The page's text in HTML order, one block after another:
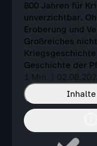
800 Jahren für
unverzichtbar.
Eroberung und
Großreiches
Geschichte der
1 Min. |